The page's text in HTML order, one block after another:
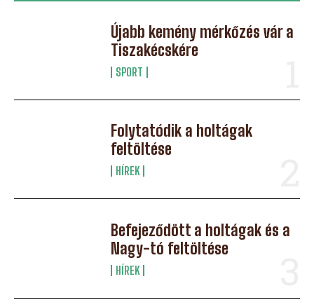
Újabb kemény mérkőzés vár a
Tiszakécskére
SPORT
Folytatódik a holtágak
feltöltése
HÍREK
Befejeződött a holtágak és a
Nagy-tó feltöltése
HÍREK